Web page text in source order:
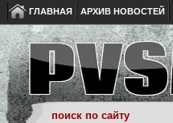
ГЛАВНАЯ АРХИВ НОВОСТЕЙ